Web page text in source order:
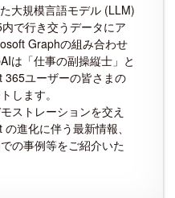
大規模言語モデル (LLM)
で行き交うデータにア
Graphの組み合わせ
は「仕事の副操縦士」と
365ユーザーの皆さまの
します。
ストレーションを交え
進化に伴う最新情報、
の事例等をご紹介いた